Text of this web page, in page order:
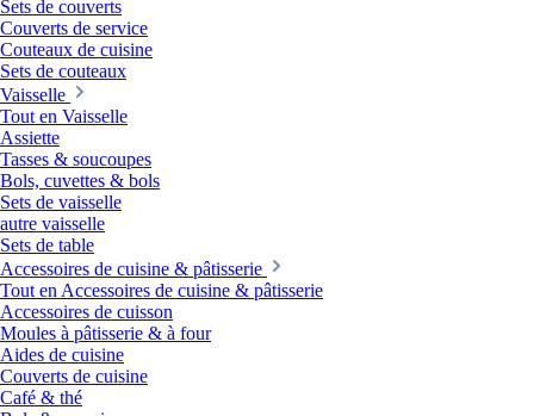
Sets de couverts
Couverts de service
Couteaux de cuisine
Sets de couteaux
Vaisselle
Tout en Vaisselle
Assiette
Tasses & soucoupes
Bols, cuvettes & bols
Sets de vaisselle
autre vaisselle
Sets de table
Accessoires de cuisine & pâtisserie
Tout en Accessoires de cuisine & pâtisserie
Accessoires de cuisson
Moules à pâtisserie & à four
Aides de cuisine
Couverts de cuisine
Café & thé